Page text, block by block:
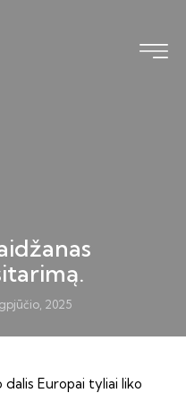
2025
dalis Europai tyliai liko